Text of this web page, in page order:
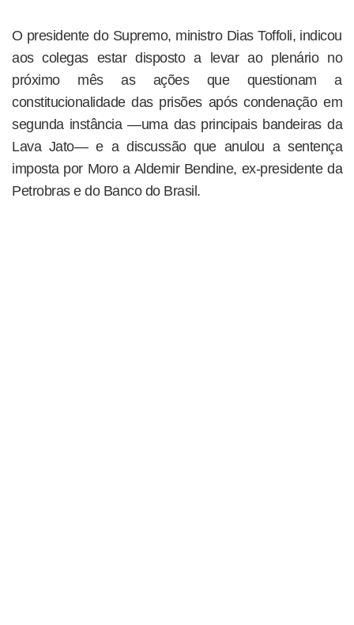
O presidente do Supremo, ministro Dias Toffoli, indicou
aos colegas estar disposto a levar ao plenário no
próximo mês as ações que questionam a
constitucionalidade das prisões após condenação em
segunda instância —uma das principais bandeiras da
Lava Jato— e a discussão que anulou a sentença
imposta por Moro a Aldemir Bendine, ex-presidente da
Petrobras e do Banco do Brasil.